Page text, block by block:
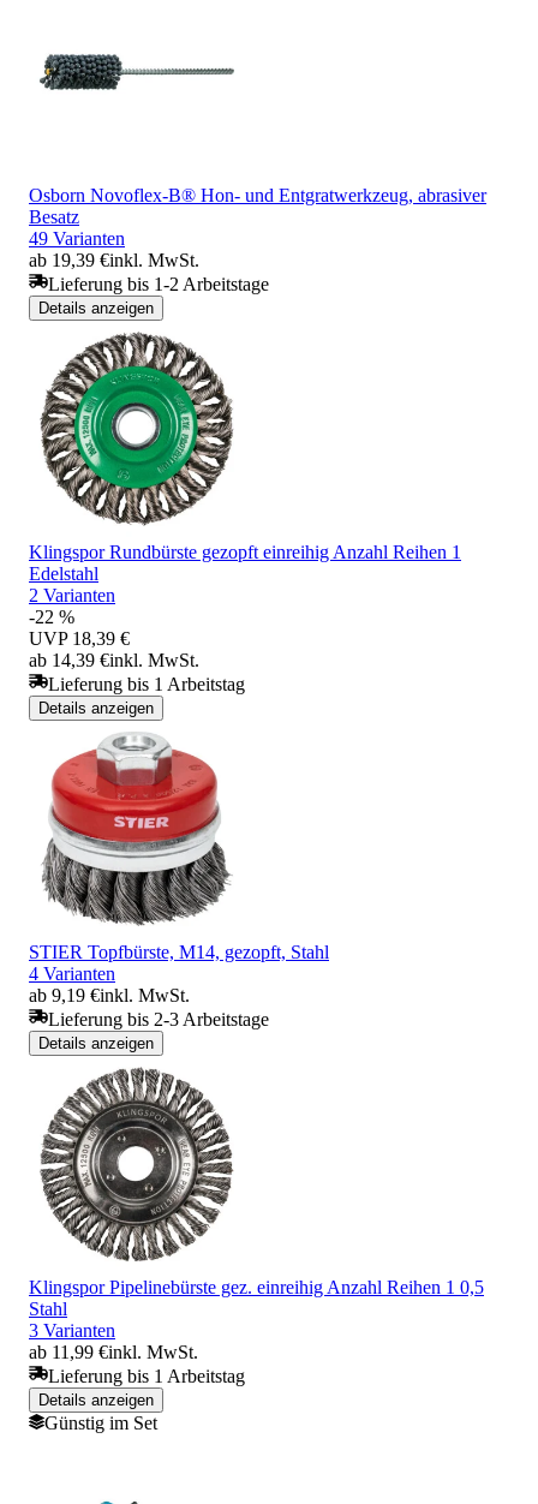
Osborn Novoflex-B® Hon- und Entgratwerkzeug, abrasiver
Besatz
49 Varianten
ab 19,39 €inkl. MwSt.
Lieferung bis 1-2 Arbeitstage
Details anzeigen
Klingspor Rundbürste gezopft einreihig Anzahl Reihen 1
Edelstahl
2 Varianten
-22 %
UVP 18,39 €
ab 14,39 €inkl. MwSt.
Lieferung bis 1 Arbeitstag
Details anzeigen
STIER Topfbürste, M14, gezopft, Stahl
4 Varianten
ab 9,19 €inkl. MwSt.
Lieferung bis 2-3 Arbeitstage
Details anzeigen
Klingspor Pipelinebürste gez. einreihig Anzahl Reihen 1 0,5
Stahl
3 Varianten
ab 11,99 €inkl. MwSt.
Lieferung bis 1 Arbeitstag
Details anzeigen
Günstig im Set